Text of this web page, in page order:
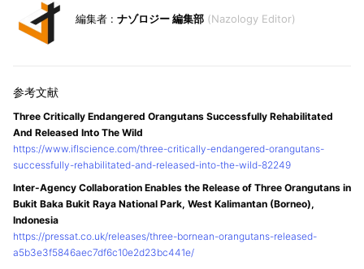
ナゾロジー 編集部 Nazology Editor
Three Critically Endangered Orangutans Successfully Rehabilitated
And Released Into The Wild
https://www.iflscience.com/three-critically-endangered-orangutans-
successfully-rehabilitated-and-released-into-the-wild-82249
Inter-Agency Collaboration Enables the Release of Three Orangutans in
Bukit Baka Bukit Raya National Park, West Kalimantan (Borneo),
Indonesia
https://pressat.co.uk/releases/three-bornean-orangutans-released-
a5b3e3f5846aec7df6c10e2d23bc441e/